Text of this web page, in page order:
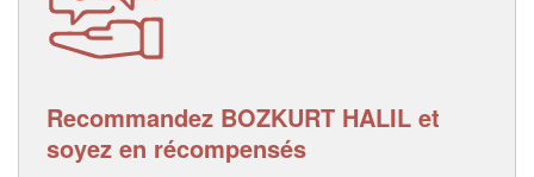
Recommandez BOZKURT HALIL et
soyez en récompensés